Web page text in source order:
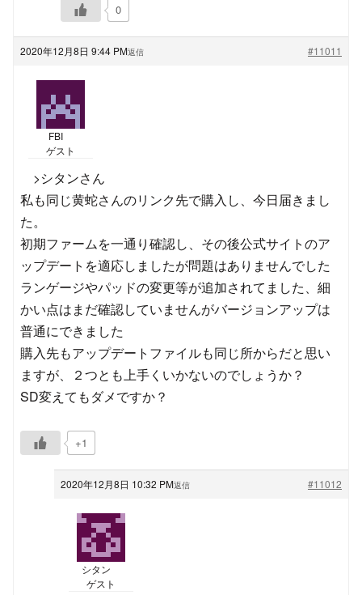
0
2020年12月8日 9:44 PM #11011
返信
FBI
ゲスト
>シタンさん
私も同じ黄蛇さんのリンク先で購入し、今日届きまし
た。
初期ファームを一通り確認し、その後公式サイトのア
ップデートを適応しましたが問題はありませんでした
ランゲージやパッドの変更等が追加されてました、細
かい点はまだ確認していませんがバージョンアップは
普通にできました
購入先もアップデートファイルも同じ所からだと思い
ますが、２つとも上手くいかないのでしょうか？
SD変えてもダメですか？
+1
2020年12月8日 10:32 PM #11012
返信
シタン
ゲスト